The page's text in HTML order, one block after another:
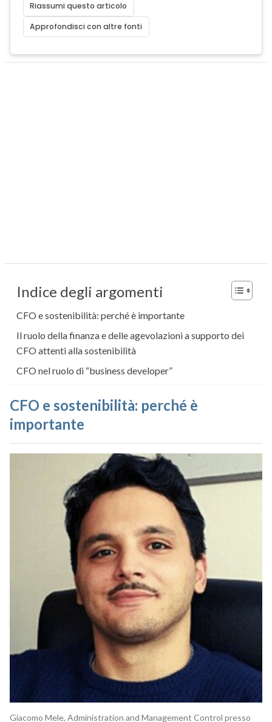
Riassumi questo articolo
Approfondisci con altre fonti
Indice degli argomenti
CFO e sostenibilità: perché è importante
Il ruolo della finanza e delle agevolazioni a supporto dei
CFO attenti alla sostenibilità
CFO nel ruolo di “business developer”
CFO e sostenibilità: perché è
importante
Giacomo Mele, Administration and Management Control presso